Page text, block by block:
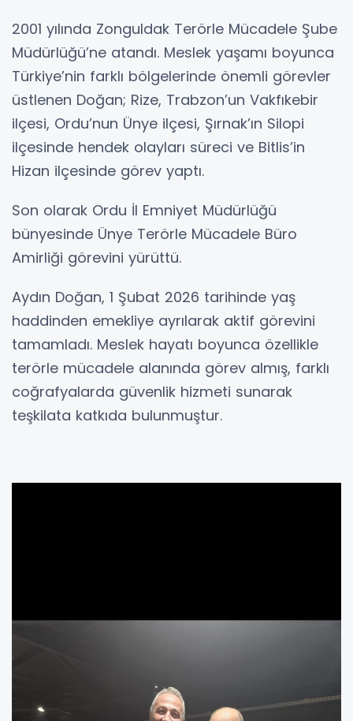
2001 yılında Zonguldak Terörle Mücadele Şube
Müdürlüğü’ne atandı. Meslek yaşamı boyunca
Türkiye’nin farklı bölgelerinde önemli görevler
üstlenen Doğan; Rize, Trabzon’un Vakfıkebir
ilçesi, Ordu’nun Ünye ilçesi, Şırnak’ın Silopi
ilçesinde hendek olayları süreci ve Bitlis’in
Hizan ilçesinde görev yaptı.
Son olarak Ordu İl Emniyet Müdürlüğü
bünyesinde Ünye Terörle Mücadele Büro
Amirliği görevini yürüttü.
Aydın Doğan, 1 Şubat 2026 tarihinde yaş
haddinden emekliye ayrılarak aktif görevini
tamamladı. Meslek hayatı boyunca özellikle
terörle mücadele alanında görev almış, farklı
coğrafyalarda güvenlik hizmeti sunarak
teşkilata katkıda bulunmuştur.